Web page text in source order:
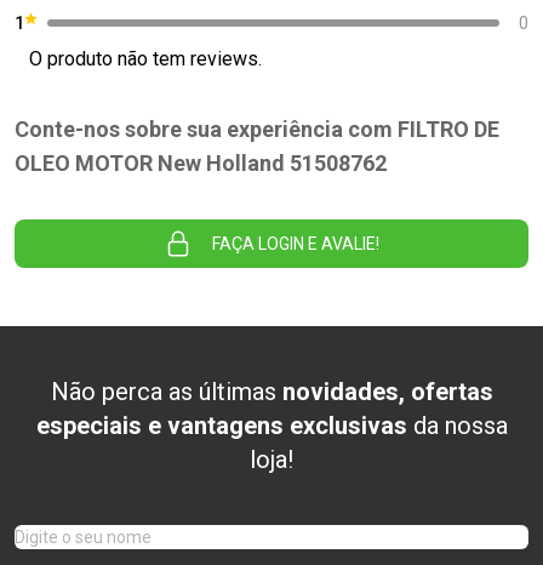
1
0
O produto não tem reviews.
Conte-nos sobre sua experiência com FILTRO DE
OLEO MOTOR New Holland 51508762
FAÇA LOGIN E AVALIE!
Não perca as últimas novidades, ofertas
especiais e vantagens exclusivas da nossa
loja!